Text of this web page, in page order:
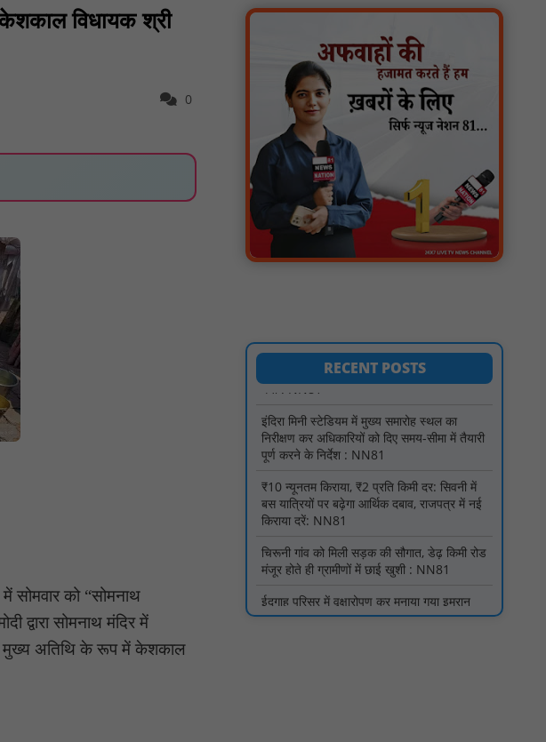
विधायक श्री
0
सोमवार को “सोमनाथ
द्वारा सोमनाथ मंदिर में
में मुख्य अतिथि के रूप में केशकाल
RECENT POSTS
स्वतंत्रता दिवस सिर पर होने के बाद भी परिसर में
मिला तिरंगा : NN81
ग्रामीणों को आधार सेवाओं के साथ सेवा सेतु पोर्टल की
400 से अधिक ऑनलाइन शासकीय सेवाएं मिलेंगी :
NN81
लखीमपुर खीरी अपराध नियंत्रण और वांछित
अभियुक्तों की गिरफ्तारी को लेकर खीरी पुलिस का
अभियान लगातार जारी : NN81
21 वर्षों बाद फिर गूंजी पाठशाला की घंटी: मेटापारा
कोरसागुड़ा प्राथमिक शाला का हुआ पुनः संचालन :
NN81
इंदिरा मिनी स्टेडियम में मुख्य समारोह स्थल का
निरीक्षण कर अधिकारियों को दिए समय-सीमा में तैयारी
पूर्ण करने के निर्देश : NN81
₹10 न्यूनतम किराया, ₹2 प्रति किमी दर: सिवनी में
बस यात्रियों पर बढ़ेगा आर्थिक दबाव, राजपत्र में नई
किराया दरें: NN81
चिरूनी गांव को मिली सड़क की सौगात, डेढ़ किमी रोड
मंजूर होते ही ग्रामीणों में छाई खुशी : NN81
प्रतापगढ़ी जी का जन्मदिन : nn81
एक स्थाई वारंटी सहित दो वारंटी गिरफ्तार : NN81